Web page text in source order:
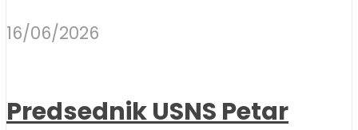
16/06/2026
Predsednik USNS Petar